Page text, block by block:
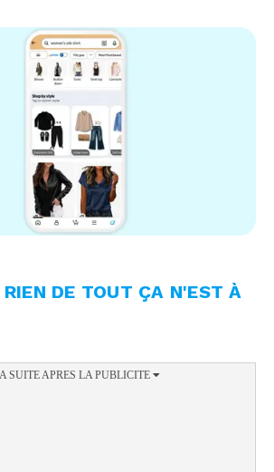
DE TOUT ÇA N'EST À